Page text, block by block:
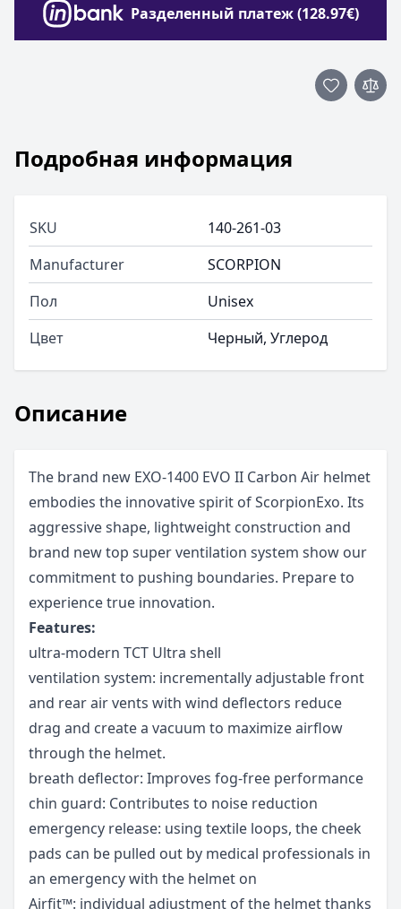
Разделенный платеж (128.97€)
Описание
The brand new EXO-1400 EVO II Carbon Air helmet
embodies the innovative spirit of ScorpionExo. Its
aggressive shape, lightweight construction and
brand new top super ventilation system show our
commitment to pushing boundaries. Prepare to
experience true innovation.
Features:
ultra-modern TCT Ultra shell
ventilation system: incrementally adjustable front
and rear air vents with wind deflectors reduce
drag and create a vacuum to maximize airflow
through the helmet.
breath deflector: Improves fog-free performance
chin guard: Contributes to noise reduction
emergency release: using textile loops, the cheek
pads can be pulled out by medical professionals in
an emergency with the helmet on
Airfit™: individual adjustment of the helmet thanks
Подробная информация
SKU
140-261-03
Manufacturer
SCORPION
Пол
Unisex
Цвет
Черный, Углерод